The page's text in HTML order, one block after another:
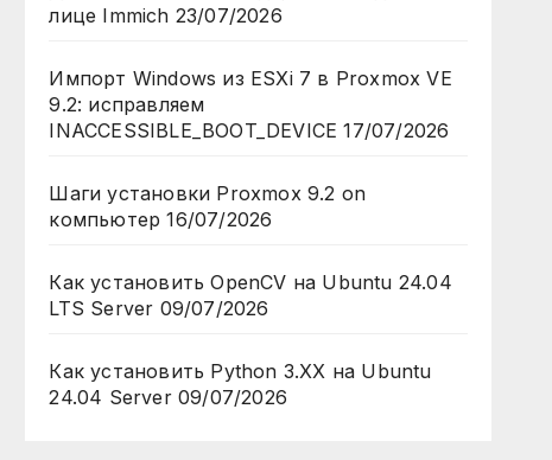
лице Immich 23/07/2026
Импорт Windows из ESXi 7 в Proxmox VE
9.2: исправляем
INACCESSIBLE_BOOT_DEVICE 17/07/2026
Шаги установки Proxmox 9.2 on
компьютер 16/07/2026
Как установить OpenCV на Ubuntu 24.04
LTS Server 09/07/2026
Как установить Python 3.XX на Ubuntu
24.04 Server 09/07/2026